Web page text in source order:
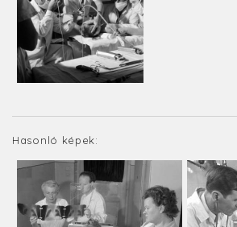
Hasonló képek: